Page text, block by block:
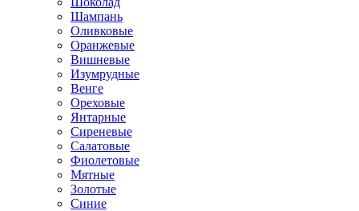
Шампань
Оливковые
Оранжевые
Вишневые
Изумрудные
Венге
Ореховые
Янтарные
Сиреневые
Салатовые
Фиолетовые
Мятные
Золотые
Синие